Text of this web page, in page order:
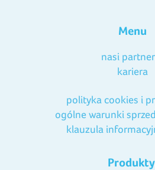
Menu
nasi
kariera
polityka cookies i
ogólne warunki
klauzula